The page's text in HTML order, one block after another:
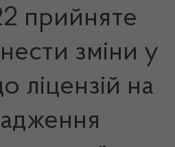
прийняте
зміни у
ліцензій на